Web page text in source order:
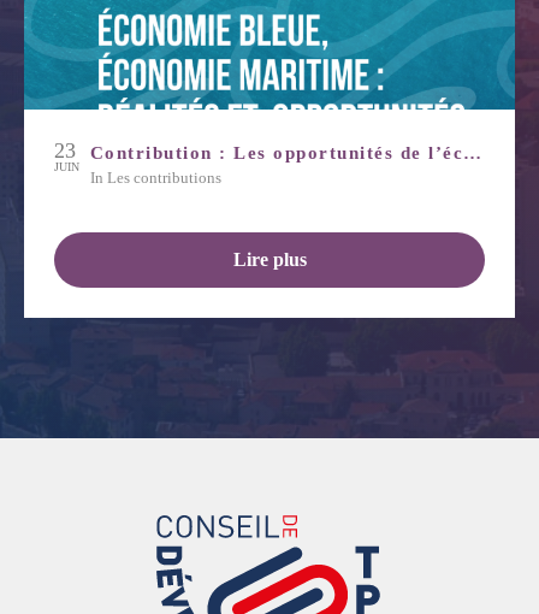
23
JUIN
Contribution : Les opportunités de l’économie bleue
in Les contributions
Lire plus